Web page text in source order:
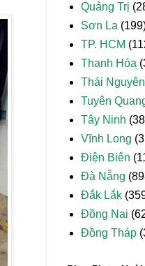
Quảng Trị
Sơn La
TP. HCM
Thanh Hóa
Thái Nguyên
Tuyên
Tây Ninh
Vĩnh Long
Điện Biên
Đà Nẵng
Đắk Lắk
Đồng Nai
Đồng Tháp